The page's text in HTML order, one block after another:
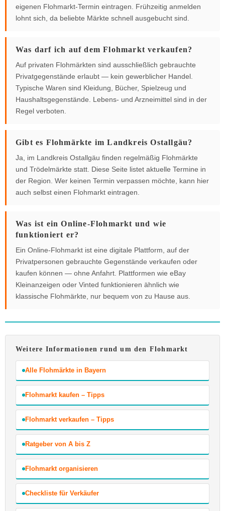
eigenen Flohmarkt-Termin eintragen. Frühzeitig anmelden
lohnt sich, da beliebte Märkte schnell ausgebucht sind.
Was darf ich auf dem Flohmarkt verkaufen?
Auf privaten Flohmärkten sind ausschließlich gebrauchte
Privatgegenstände erlaubt — kein gewerblicher Handel.
Typische Waren sind Kleidung, Bücher, Spielzeug und
Haushaltsgegenstände. Lebens- und Arzneimittel sind in der
Regel verboten.
Gibt es Flohmärkte im Landkreis Ostallgäu?
Ja, im Landkreis Ostallgäu finden regelmäßig Flohmärkte
und Trödelmärkte statt. Diese Seite listet aktuelle Termine in
der Region. Wer keinen Termin verpassen möchte, kann hier
auch selbst einen Flohmarkt eintragen.
Was ist ein Online-Flohmarkt und wie
funktioniert er?
Ein Online-Flohmarkt ist eine digitale Plattform, auf der
Privatpersonen gebrauchte Gegenstände verkaufen oder
kaufen können — ohne Anfahrt. Plattformen wie eBay
Kleinanzeigen oder Vinted funktionieren ähnlich wie
klassische Flohmärkte, nur bequem von zu Hause aus.
Weitere Informationen rund um den Flohmarkt
Alle Flohmärkte in Bayern
Flohmarkt kaufen – Tipps
Flohmarkt verkaufen – Tipps
Ratgeber von A bis Z
Flohmarkt organisieren
Checkliste für Verkäufer